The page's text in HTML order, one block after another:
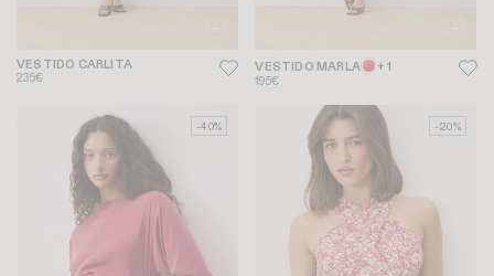
VESTIDO CARLITA
235€
VESTIDO MARLA + 1
195€
-40% -20%